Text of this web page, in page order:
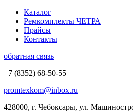
Каталог
Ремкомплекты ЧЕТРА
Прайсы
Контакты
обратная связь
+7 (8352) 68-50-55
promtexkom@inbox.ru
428000, г. Чебоксары, ул.